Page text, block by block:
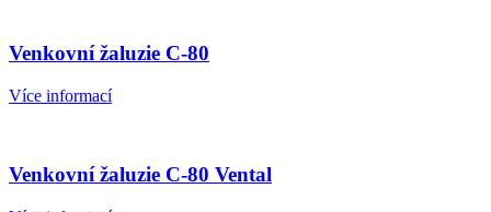
Venkovní žaluzie C-80
Více informací
Venkovní žaluzie C-80 Vental